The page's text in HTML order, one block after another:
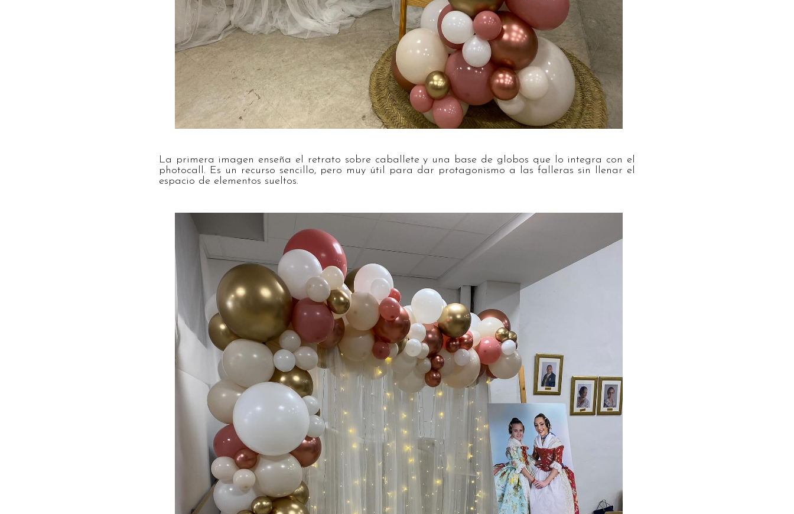
La primera imagen enseña el retrato sobre caballete y una base de globos que lo integra con el
photocall. Es un recurso sencillo, pero muy útil para dar protagonismo a las falleras sin llenar el
espacio de elementos sueltos.